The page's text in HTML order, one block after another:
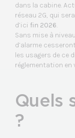
dans la cabine.
réseau 2G, qui
d’ici fin 2026.
Sans mise à
d’alarme
les usagers de ce
réglementation en
Quels
?